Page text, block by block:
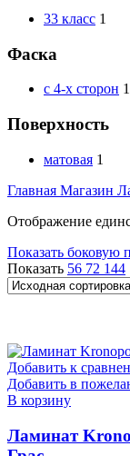
33 класс 1
Фаска
с 4-х сторон 1
Поверхность
матовая 1
Главная Магазин
Отображение
Показать боковую
Показать 56 72 144
Добавить к
Добавить в
В корзину
Ламинат